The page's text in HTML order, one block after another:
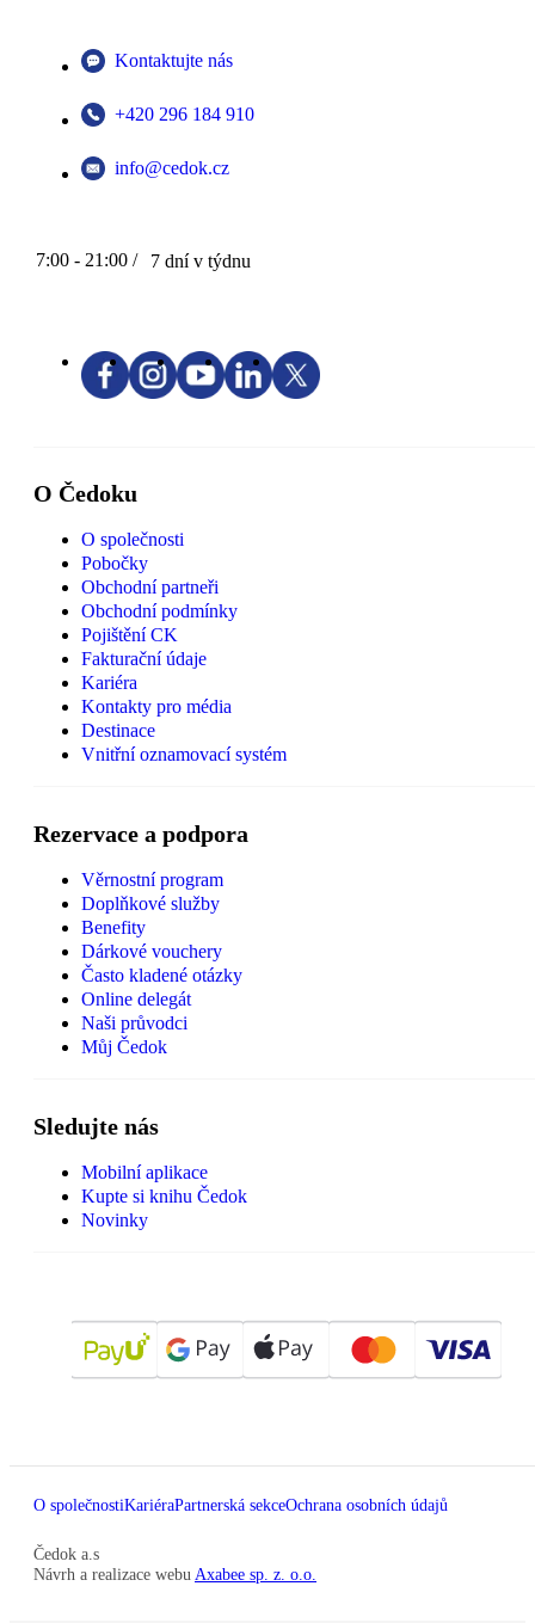
Kontaktujte nás
+420 296 184 910
info@cedok.cz
7:00 - 21:00 / 7 dní v týdnu
O Čedoku
O společnosti
Pobočky
Obchodní partneři
Obchodní podmínky
Pojištění CK
Fakturační údaje
Kariéra
Kontakty pro média
Destinace
Vnitřní oznamovací systém
Rezervace a podpora
Věrnostní program
Doplňkové služby
Benefity
Dárkové vouchery
Často kladené otázky
Online delegát
Naši průvodci
Můj Čedok
Sledujte nás
Mobilní aplikace
Kupte si knihu Čedok
Novinky
O společnostiKariéraPartnerská sekceOchrana osobních údajů
Čedok a.s
Návrh a realizace webu Axabee sp. z. o.o.